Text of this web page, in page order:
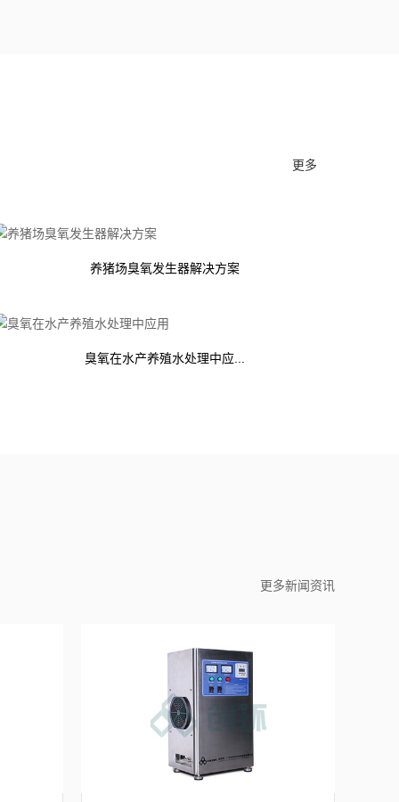
更多
养猪场臭氧发生器解决方案
臭氧在水产养殖水处理中应...
更多新闻资讯